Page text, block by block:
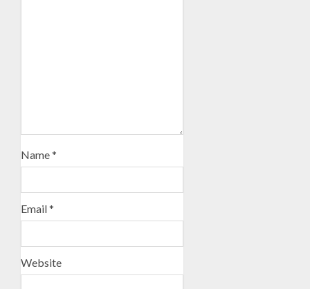
Name*
Email*
Website